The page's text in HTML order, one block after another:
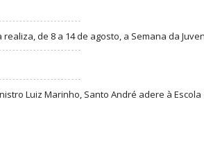
de 8 a 14 de agosto, a Semana da
Luiz Marinho, Santo André adere à